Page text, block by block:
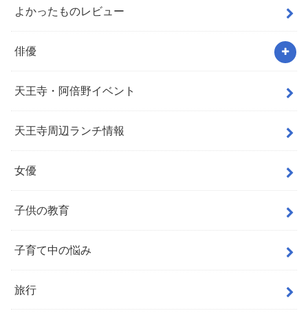
よかったものレビュー
俳優
天王寺・阿倍野イベント
天王寺周辺ランチ情報
女優
子供の教育
子育て中の悩み
旅行